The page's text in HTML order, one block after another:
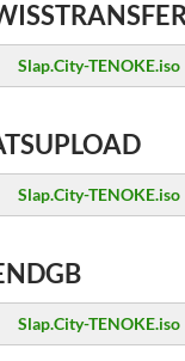
Slap.City-TENOKE.iso
Slap.City-TENOKE.iso
Slap.City-TENOKE.iso